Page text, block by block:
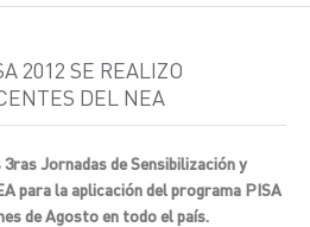
2012 SE REALIZO
DEL NEA
Jornadas de Sensibilización y
para la aplicación del programa PISA
de Agosto en todo el país.